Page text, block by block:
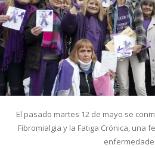
El pasado martes 12 de mayo se
Fibromialgia y la Fatiga Crónica, una